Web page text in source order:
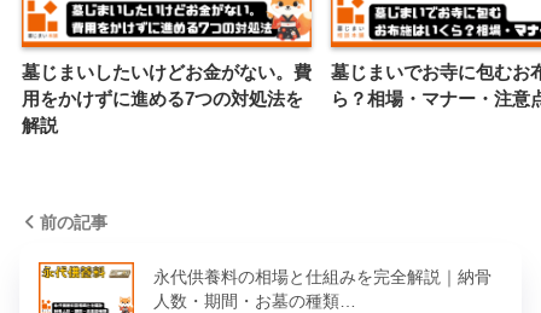
墓じまいしたいけどお金がない。費
用をかけずに進める7つの対処法を
解説
墓じまいでお寺に包むお
ら？相場・マナー・注意
前の記事
永代供養料の相場と仕組みを完全解説｜納骨
人数・期間・お墓の種類…